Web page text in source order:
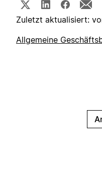
Zuletzt aktualisiert:
Allgemeine